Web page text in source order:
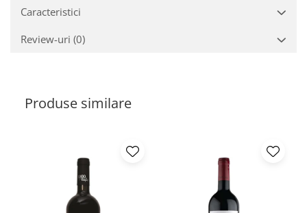
Caracteristici
Review-uri (0)
Produse similare